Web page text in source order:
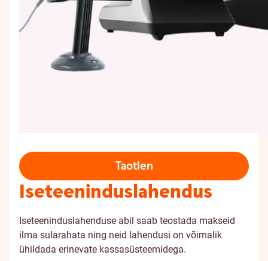
Taotlen
Iseteeninduslahendus
Iseteeninduslahenduse abil saab teostada makseid
ilma sularahata ning neid lahendusi on võimalik
ühildada erinevate kassasüsteemidega.